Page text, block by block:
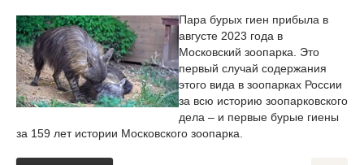
Пара бурых гиен прибыла в
августе 2023 года в
Московский зоопарка. Это
первый случай содержания
этого вида в зоопарках России
за всю историю зоопарковского
дела – и первые бурые гиены
за 159 лет истории Московского зоопарка.